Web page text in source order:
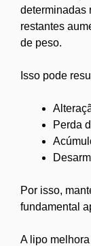
determinadas
restantes
de peso.
Isso pode
Perda
Por isso,
fundamental
A lipo